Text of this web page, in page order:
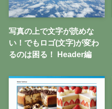
写真の上で文字が読めな
い！でもロゴ(文字)が変わ
るのは困る！ Header編